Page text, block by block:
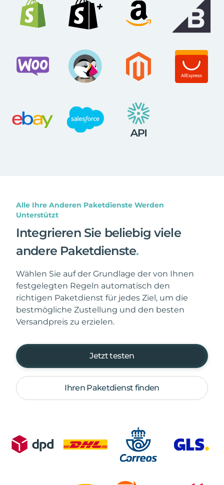
Alle Ihre Anderen Paketdienste Werden
Unterstützt
Integrieren Sie beliebig viele
andere Paketdienste.
Wählen Sie auf der Grundlage der von Ihnen
festgelegten Regeln automatisch den
richtigen Paketdienst für jedes Ziel, um die
bestmögliche Zustellung und den besten
Versandpreis zu erzielen.
Jetzt testen
Ihren Paketdienst finden